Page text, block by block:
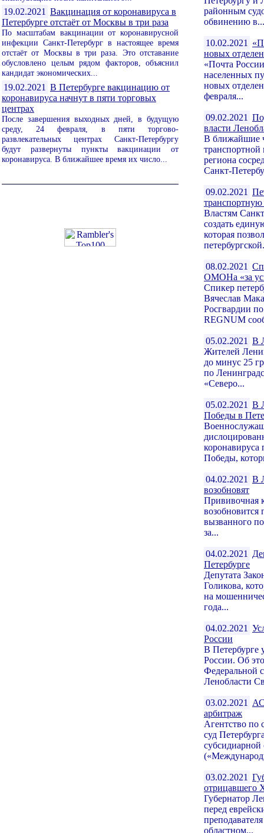
19.02.2021 Вакцинация от коронавируса в
Петербурге отстаёт от Москвы в три раза
По масштабам вакцинации от коронавирусной
инфекции Санкт-Петербург в настоящее время
отстаёт от Москвы в три раза. Это отставание
обусловлено целым рядом факторов, объяснил
кандидат экономических...
19.02.2021 В Петербурге вакцинацию от
коронавируса начнут в пяти торговых
центрах
После завершения выходных дней, в будущую
среду, 24 февраля, в пяти торгово-
развлекательных центрах Санкт-Петербургу
будут развернуты пункты вакцинации от
коронавируса. В ближайшее время их число...
районным
обвинению в...
10.02.2021
новых
«Почта
населенных
новых
февраля...
09.02.2021
власти
В ближайшие
транспортной
региона
Санкт-
09.02.2021
транспортную
Властям
создать
которая
08.02.2021
ОМОНа «за
Спикер
Вячеслав
Росгвардии
REGNUM
05.02.2021 В
Жителей
до минус 25
по
«Северо...
05.02.2021 В
Победы в
коронавируса
Победы,
04.02.2021 В
возобновят
Прививочная
возобновится
вызванного
за...
04.02.2021
Петербурге
Депутата
Голикова,
на
года...
04.02.2021
России
В Петербурге
России. Об
Федеральной
Ленобласти
03.02.2021
арбитраж
Агентство
суд
03.02.2021
отрицавшего
Губернатор
перед
областном...